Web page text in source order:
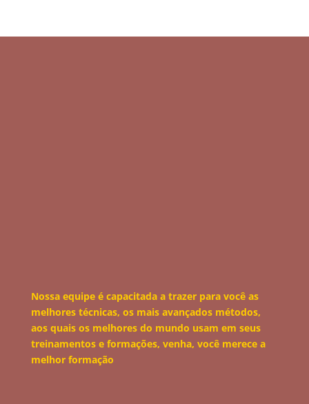
Nossa equipe é capacitada a trazer para você as
melhores técnicas, os mais avançados métodos,
aos quais os melhores do mundo usam em seus
treinamentos e formações, venha, você merece a
melhor formação